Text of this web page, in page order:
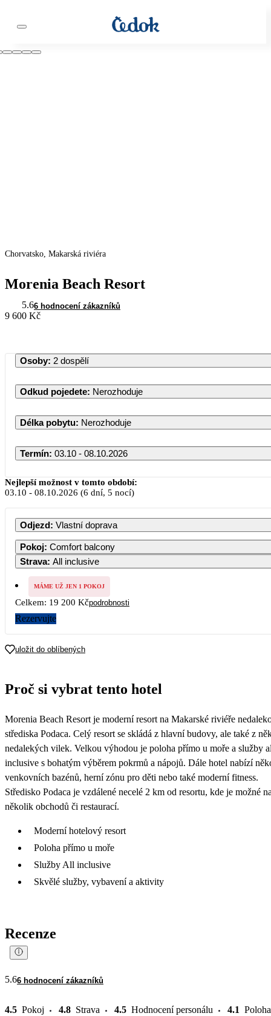
Chorvatsko, Makarská riviéra
Morenia Beach Resort
5.66 hodnocení zákazníků
9 600 Kč
Osoby: 2 dospělí
Odkud pojedete: Nerozhoduje
Délka pobytu: Nerozhoduje
Termín: 03.10 - 08.10.2026
Říjen 2026
PO ÚT ST ČT PÁ SO NE
1 2 3 4
5 6 7 8 9 10 11
12 13 14
19 20 21 22 23 24 25
Nejlepší možnost v tomto období:
03.10 - 08.10.2026 (6 dní, 5 nocí)
Odjezd: Vlastní doprava
Pokoj: Comfort balcony
Strava: All inclusive
MÁME UŽ JEN 1 POKOJ
Celkem: 19 200 Kčpodrobnosti
Rezervujte
uložit do oblíbených
Proč si vybrat tento hotel
Morenia Beach Resort je moderní resort na Makarské riviéře
střediska Podaca. Celý resort se skládá z hlavní budovy, ale také z
nedalekých vilek. Velkou výhodou je poloha přímo u moře a služby
inclusive s bohatým výběrem pokrmů a nápojů. Dále hotel nabízí
venkovních bazénů, herní zónu pro děti nebo také moderní fitness.
Středisko Podaca je vzdálené necelé 2 km od resortu, kde je možné
několik obchodů či restaurací.
Moderní hotelový resort
Poloha přímo u moře
Služby All inclusive
Skvělé služby, vybavení a aktivity
Recenze
5.66 hodnocení zákazníků
4.5 Pokoj 4.8 Strava 4.5 Hodnocení personálu 4.1 Poloha